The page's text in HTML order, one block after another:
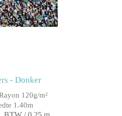
- Donker
120g/m²
1.40m